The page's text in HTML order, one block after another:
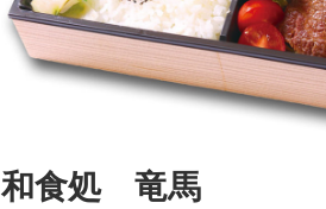
和食処 竜馬